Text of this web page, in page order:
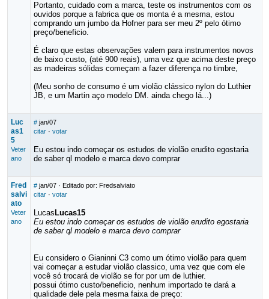
Portanto, cuidado com a marca, teste os instrumentos com os
ouvidos porque a fabrica que os monta é a mesma, estou
comprando um jumbo da Hofner para ser meu 2º pelo ótimo
preço/beneficio.
É claro que estas observações valem para instrumentos novos
de baixo custo, (até 900 reais), uma vez que acima deste preço
as madeiras sólidas começam a fazer diferença no timbre,
(Meu sonho de consumo é um violão clássico nylon do Luthier
JB, e um Martin aço modelo DM. ainda chego lá...)
Luc
as1
5
Veter
ano
# jan/07
citar· votar
Eu estou indo começar os estudos de violão erudito egostaria
de saber ql modelo e marca devo comprar
Fred
salvi
ato
Veter
ano
# jan/07· Editado por: Fredsalviato
citar· votar
Lucas Lucas15
Eu estou indo começar os estudos de violão erudito egostaria
de saber ql modelo e marca devo comprar
Eu considero o Gianinni C3 como um ótimo violão para quem
vai começar a estudar violão classico, uma vez que com ele
você só trocará de violão se for por um de luthier.
possui ótimo custo/beneficio, nenhum importado te dará a
qualidade dele pela mesma faixa de preço: